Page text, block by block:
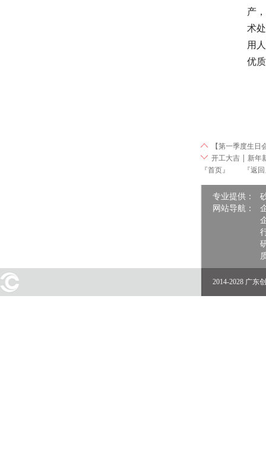
产
术
用
优
【第一季度生
开工大吉 | 新年
『首页』
『返
专业提供：
网站导航：
2014-2028 广东